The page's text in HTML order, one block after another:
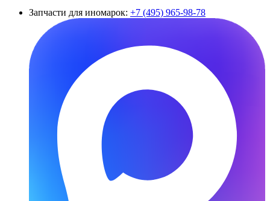
Запчасти для иномарок: +7 (495) 965-98-78